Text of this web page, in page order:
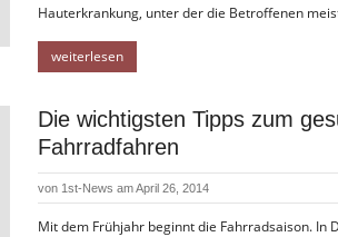
Hauterkrankung, unter der die Betroffenen
weiterlesen
Die wichtigsten Tipps zum
Fahrradfahren
von 1st-News am April 26, 2014
Mit dem Frühjahr beginnt die Fahrradsaison. In